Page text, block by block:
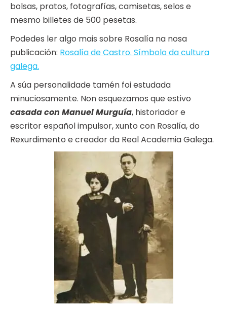
bolsas, pratos, fotografías, camisetas, selos e
mesmo billetes de 500 pesetas.
Podedes ler algo mais sobre Rosalía na nosa
publicación: Rosalía de Castro. Símbolo da cultura
galega.
A súa personalidade tamén foi estudada
minuciosamente. Non esquezamos que estivo
casada con Manuel Murguía, historiador e
escritor español impulsor, xunto con Rosalía, do
Rexurdimento e creador da Real Academia Galega.